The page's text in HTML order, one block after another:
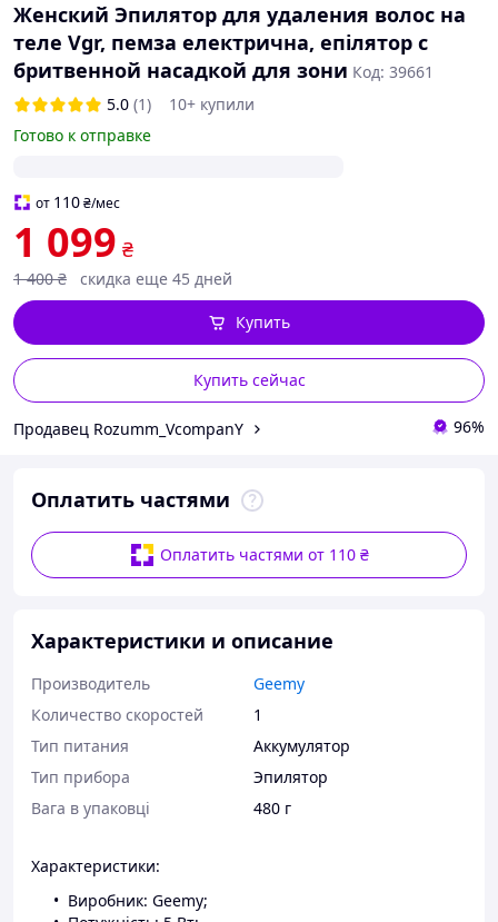
Женский Эпилятор для удаления волос на
теле Vgr, пемза електрична, епілятор с
бритвенной насадкой для зони Код: 39661
5.0 (1)
10+ купили
Готово к отправке
от 110₴/мес
1 099 ₴
1 400 ₴ скидка еще 45 дней
Купить сейчас
Купить
Продавец Rozumm_VcompanY 96%
Оплатить частями
Оплатить частями от 110 ₴
Характеристики и описание
Производитель
Geemy
Количество скоростей
1
Тип питания
Аккумулятор
Тип прибора
Эпилятор
Вага в упаковці
480 г
Характеристики:
Виробник: Geemy;